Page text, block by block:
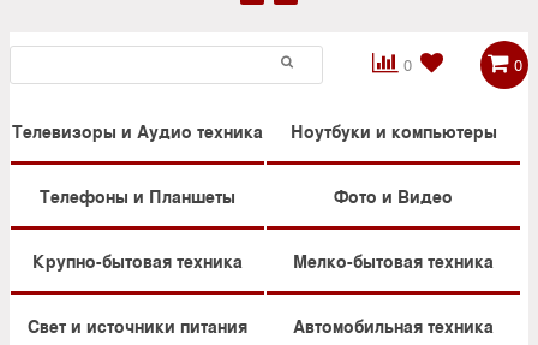
0

 0
Телевизоры и Аудио техника Ноутбуки и компьютеры
Телефоны и Планшеты Фото и Видео
Крупно-бытовая техника Мелко-бытовая техника
Свет и источники питания Автомобильная техника